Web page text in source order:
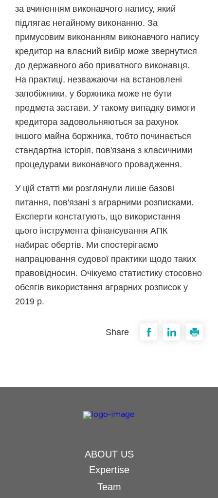
за вчиненням виконавчого напису, який
підлягає негайному виконанню. За
примусовим виконанням виконавчого напису
кредитор на власний вибір може звернутися
до державного або приватного виконавця.
На практиці, незважаючи на встановлені
запобіжники, у боржника може не бути
предмета застави. У такому випадку вимоги
кредитора задовольняються за рахунок
іншого майна боржника, тобто починається
стандартна історія, пов'язана з класичними
процедурами виконавчого провадження.
У цій статті ми розглянули лише базові
питання, пов'язані з аграрними розписками.
Експерти констатують, що використання
цього інструмента фінансування АПК
набирає обертів. Ми спостерігаємо
напрацювання судової практики щодо таких
правовідносин. Очікуємо статистику стосовно
обсягів використання аграрних розписок у
2019 р.
Share
ABOUT US
Expertise
Team